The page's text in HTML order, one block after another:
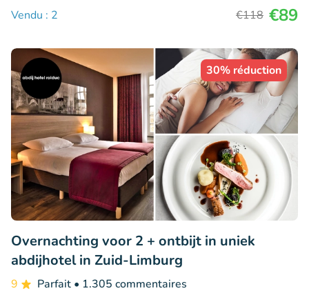
Vendu : 2
€118 €89
30% réduction
Overnachting voor 2 + ontbijt in uniek
abdijhotel in Zuid-Limburg
9 Parfait • 1.305 commentaires